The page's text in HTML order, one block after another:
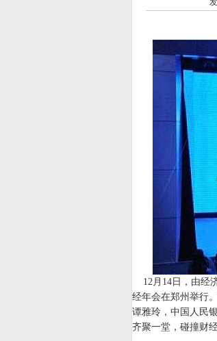
12月14日，由经
经年会在郑州举行
谭雅玲，中国人民
齐聚一堂，碰撞财